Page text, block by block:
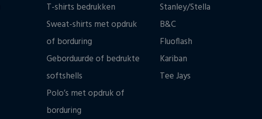
T-shirts bedrukken
Sweat-shirts met opdruk
of borduring
Geborduurde of bedrukte
softshells
Polo’s met opdruk of
borduring
Stanley/Stella
B&C
Fluoflash
Kariban
Tee Jays